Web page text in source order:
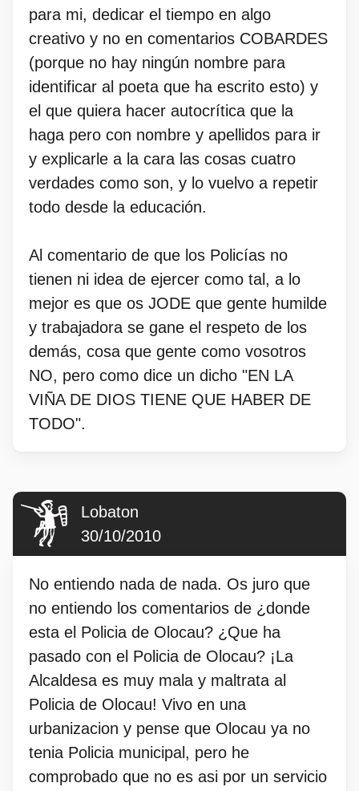
para mi, dedicar el tiempo en algo
creativo y no en comentarios COBARDES
(porque no hay ningún nombre para
identificar al poeta que ha escrito esto) y
el que quiera hacer autocrítica que la
haga pero con nombre y apellidos para ir
y explicarle a la cara las cosas cuatro
verdades como son, y lo vuelvo a repetir
todo desde la educación.
Al comentario de que los Policías no
tienen ni idea de ejercer como tal, a lo
mejor es que os JODE que gente humilde
y trabajadora se gane el respeto de los
demás, cosa que gente como vosotros
NO, pero como dice un dicho "EN LA
VIÑA DE DIOS TIENE QUE HABER DE
TODO".
Lobaton
30/10/2010
No entiendo nada de nada. Os juro que
no entiendo los comentarios de ¿donde
esta el Policia de Olocau? ¿Que ha
pasado con el Policia de Olocau? ¡La
Alcaldesa es muy mala y maltrata al
Policia de Olocau! Vivo en una
urbanizacion y pense que Olocau ya no
tenia Policia municipal, pero he
comprobado que no es asi por un servicio